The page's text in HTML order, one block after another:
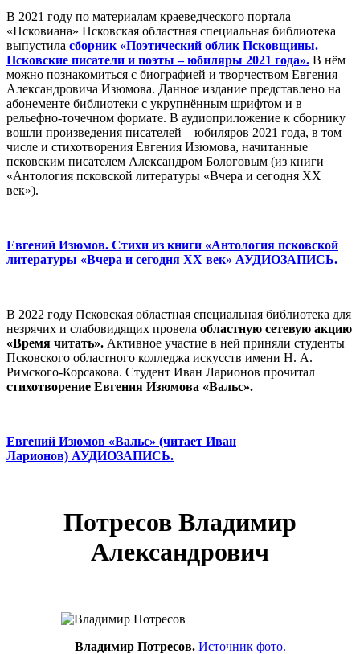
В 2021 году по материалам краеведческого портала
«Псковиана» Псковская областная специальная библиотека
выпустила сборник «Поэтический облик Псковщины.
Псковские писатели и поэты – юбиляры 2021 года». В нём
можно познакомиться с биографией и творчеством Евгения
Александровича Изюмова. Данное издание представлено на
абонементе библиотеки с укрупнённым шрифтом и в
рельефно-точечном формате. В аудиоприложение к сборнику
вошли произведения писателей – юбиляров 2021 года, в том
числе и стихотворения Евгения Изюмова, начитанные
псковским писателем Александром Бологовым (из книги
«Антология псковской литературы «Вчера и сегодня XX
век»).
Евгений Изюмов. Стихи из книги «Антология псковской
литературы «Вчера и сегодня XX век» АУДИОЗАПИСЬ.
В 2022 году Псковская областная специальная библиотека для
незрячих и слабовидящих провела областную сетевую акцию
«Время читать». Активное участие в ней приняли студенты
Псковского областного колледжа искусств имени Н. А.
Римского-Корсакова. Студент Иван Ларионов прочитал
стихотворение Евгения Изюмова «Вальс».
Евгений Изюмов «Вальс» (читает Иван
Ларионов) АУДИОЗАПИСЬ.
Потресов Владимир
Александрович
Владимир Потресов. Источник фото.